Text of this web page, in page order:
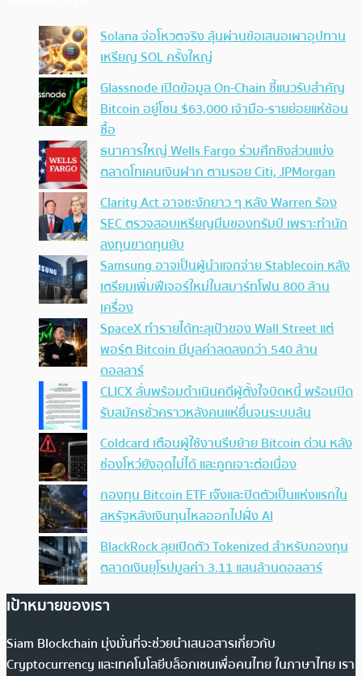
Solana จ่อโหวตจริง ลุ้นผ่านข้อเสนอเผาอุปทาน
เหรียญ SOL ครั้งใหญ่
Glassnode เปิดข้อมูล On-Chain ชี้แนวรับสำคัญ
Bitcoin อยู่โซน $63,000 เจ้ามือ-รายย่อยแห่ช้อน
ซื้อ
ธนาคารใหญ่ Wells Fargo ร่วมศึกชิงส่วนแบ่ง
ตลาดโทเคนเงินฝาก ตามรอย Citi, JPMorgan
Clarity Act อาจชะงักยาว ๆ หลัง Warren ร้อง
SEC ตรวจสอบเหรียญมีมของทรัมป์ เพราะทำนัก
ลงทุนขาดทุนยับ
Samsung อาจเป็นผู้นำแจกจ่าย Stablecoin หลัง
เตรียมเพิ่มฟีเจอร์ใหม่ในสมาร์ทโฟน 800 ล้าน
เครื่อง
SpaceX ทำรายได้ทะลุเป้าของ Wall Street แต่
พอร์ต Bitcoin มีมูลค่าลดลงกว่า 540 ล้าน
ดอลลาร์
CLICX ลั่นพร้อมดำเนินคดีผู้ตั้งใจบิดหนี้ พร้อมปิด
รับสมัครชั่วคราวหลังคนแห่ยื่นจนระบบล้น
Coldcard เตือนผู้ใช้งานรีบย้าย Bitcoin ด่วน หลัง
ช่องโหว่ยังอุดไม่ได้ และถูกเจาะต่อเนื่อง
กองทุน Bitcoin ETF เจ๊งและปิดตัวเป็นแห่งแรกใน
สหรัฐหลังเงินทุนไหลออกไปฝั่ง AI
BlackRock ลุยเปิดตัว Tokenized สำหรับกองทุน
ตลาดเงินยุโรปมูลค่า 3.11 แสนล้านดอลลาร์
เป้าหมายของเรา
Siam Blockchain มุ่งมั่นที่จะช่วยนำเสนอสารเกี่ยวกับ
Cryptocurrency และเทคโนโลยีบล็อกเชนเพื่อคนไทย ในภาษาไทย เรา